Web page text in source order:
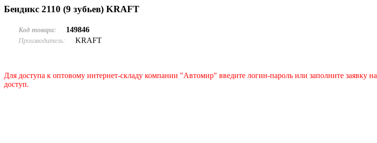
Бендикс 2110 (9 зубьев) KRAFT
Код товара: 149846
Производитель: KRAFT
Для доступа к оптовому интернет-складу компании "Автомир" введите логин-пароль или заполните заявку на
доступ.